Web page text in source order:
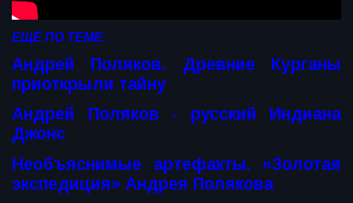
ЕЩЁ ПО ТЕМЕ:
Андрей Поляков. Древние Курганы
приоткрыли тайну
Андрей Поляков - русский Индиана
Джонс
Необъяснимые артефакты. «Золотая
экспедиция» Андрея Полякова